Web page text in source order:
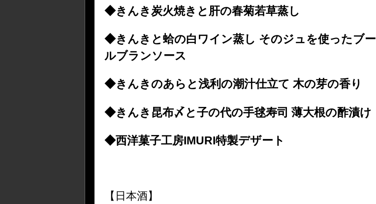
◆きんき炭火焼きと肝の春菊若草蒸し
◆きんきと蛤の白ワイン蒸し そのジュを使ったブー
ルブランソース
◆きんきのあらと浅利の潮汁仕立て 木の芽の香り
◆きんき昆布〆と子の代の手毬寿司 薄大根の酢漬け
◆西洋菓子工房IMURI特製デザート
【日本酒】